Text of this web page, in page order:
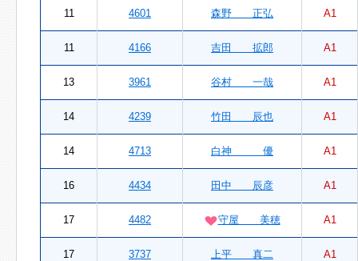
11 4601 森野 正弘 A1
11 4166 吉田 拡郎 A1
13 3961 谷村 一哉 A1
14 4239 竹田 辰也 A1
14 4713 白神 優 A1
16 4434 田中 辰彦 A1
17 4482 守屋 美穂 A1
17 3737 上平 真二 A1